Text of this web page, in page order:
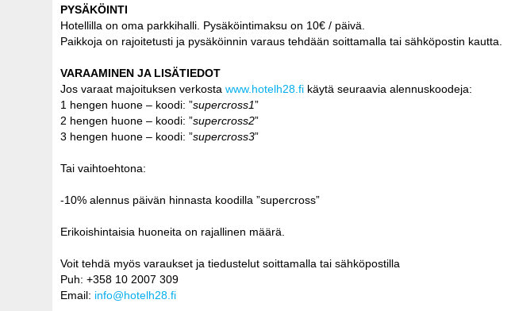
PYSÄKÖINTI
Hotellilla on oma parkkihalli. Pysäköintimaksu on 10€ / päivä.
Paikkoja on rajoitetusti ja pysäköinnin varaus tehdään soittamalla tai sähköpostin kautta.
VARAAMINEN JA LISÄTIEDOT
Jos varaat majoituksen verkosta www.hotelh28.fi käytä seuraavia alennuskoodeja:
1 hengen huone – koodi: ”supercross1”
2 hengen huone – koodi: ”supercross2”
3 hengen huone – koodi: ”supercross3”
Tai vaihtoehtona:
-10% alennus päivän hinnasta koodilla ”supercross”
Erikoishintaisia huoneita on rajallinen määrä.
Voit tehdä myös varaukset ja tiedustelut soittamalla tai sähköpostilla
Puh: +358 10 2007 309
Email: info@hotelh28.fi